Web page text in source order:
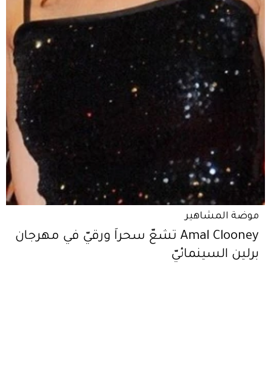
موضة المشاهير
Amal Clooney تشعّ سحراً ورقيّ في مهرجان
برلين السينمائيّ